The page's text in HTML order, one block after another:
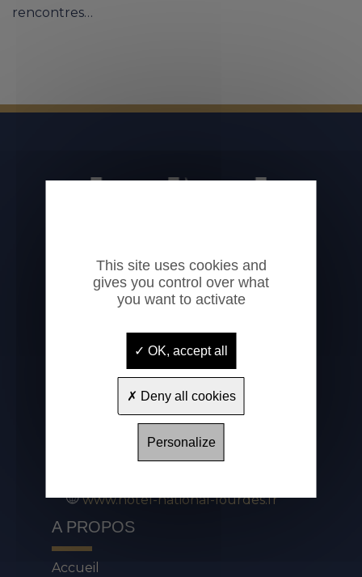
rencontres…
1 rue Saint-Félix
Lourdes
+33 (0)5 62 94 02 17
www.hotel-national-lourdes.fr
A PROPOS
Accueil
This site uses cookies and
gives you control over what
you want to activate
OK, accept all
Deny all cookies
Personalize